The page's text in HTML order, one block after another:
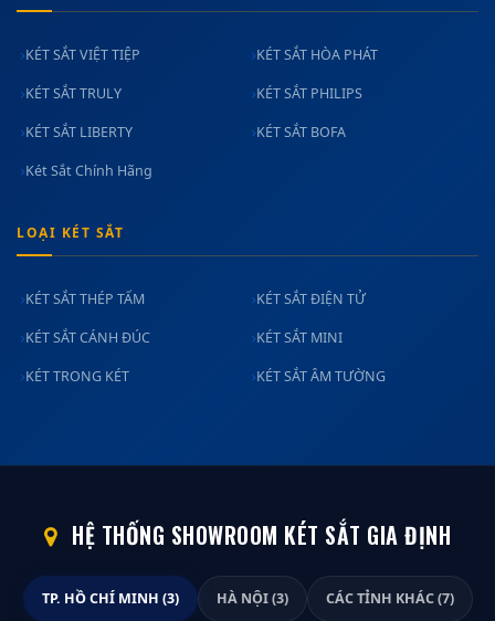
KÉT SẮT VIỆT TIỆP KÉT SẮT HÒA PHÁT
KÉT SẮT TRULY KÉT SẮT PHILIPS
KÉT SẮT LIBERTY KÉT SẮT BOFA
Két Sắt Chính Hãng
LOẠI KÉT SẮT
KÉT SẮT THÉP TẤM KÉT SẮT ĐIỆN TỬ
KÉT SẮT CÁNH ĐÚC KÉT SẮT MINI
KÉT TRONG KÉT KÉT SẮT ÂM TƯỜNG
HỆ THỐNG SHOWROOM KÉT SẮT GIA ĐỊNH
TP. HỒ CHÍ MINH (3) HÀ NỘI (3) CÁC TỈNH KHÁC (7)